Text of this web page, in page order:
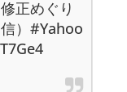
正めぐり
）#Yahoo